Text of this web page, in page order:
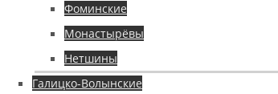
Фоминские
Монастырёвы
Нетшины
Галицко-Волынские